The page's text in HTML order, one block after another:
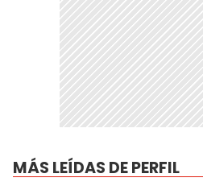
MÁS LEÍDAS DE PERFIL